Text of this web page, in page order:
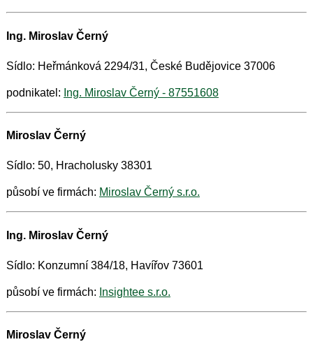
Ing. Miroslav Černý
Sídlo: Heřmánková 2294/31, České Budějovice 37006
podnikatel: Ing. Miroslav Černý - 87551608
Miroslav Černý
Sídlo: 50, Hracholusky 38301
působí ve firmách: Miroslav Černý s.r.o.
Ing. Miroslav Černý
Sídlo: Konzumní 384/18, Havířov 73601
působí ve firmách: Insightee s.r.o.
Miroslav Černý